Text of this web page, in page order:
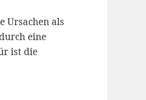
Ursachen als
eine
ist die